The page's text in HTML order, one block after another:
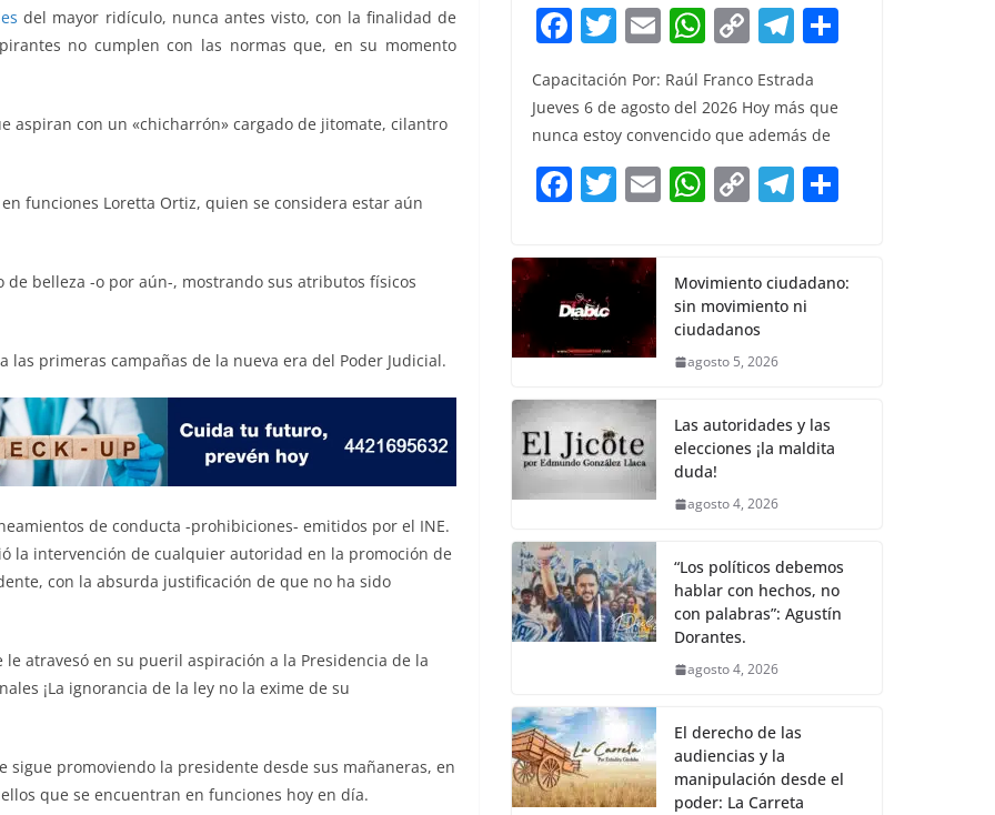
del mayor ridículo, nunca antes visto, con la finalidad de
no cumplen con las normas que, en su momento
aspiran con un «chicharrón» cargado de jitomate, cilantro
funciones Loretta Ortiz, quien se considera estar aún
de belleza -o por aún-, mostrando sus atributos físicos
las primeras campañas de la nueva era del Poder Judicial.
de conducta -prohibiciones- emitidos por el INE.
la intervención de cualquier autoridad en la promoción de
con la absurda justificación de que no ha sido
atravesó en su pueril aspiración a la Presidencia de la
¡La ignorancia de la ley no la exime de su
sigue promoviendo la presidente desde sus mañaneras, en
que se encuentran en funciones hoy en día.
F
a
c
e
b
o
k
T
itt
er
E
m
ai
l
W
at
s
A
p
C
p
y
Li
n
T
el
e
gr
a
m
Capacitación Por: Raúl Franco Estrada
Jueves 6 de agosto del 2026 Hoy más que
nunca estoy convencido que además de
F
c
e
b
o
o
k
T
itt
er
E W
s
A
p
C
y
Li
n
T
gr
a
e
Movimiento ciudadano:
sin movimiento ni
ciudadanos
agosto 5, 2026
Las autoridades y las
elecciones ¡la maldita
duda!
agosto 4, 2026
“Los políticos debemos
hablar con hechos, no
con palabras”: Agustín
Dorantes.
agosto 4, 2026
El derecho de las
audiencias y la
manipulación desde el
poder: La Carreta